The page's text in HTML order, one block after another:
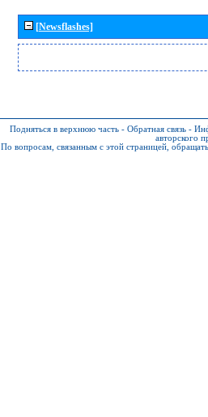
[Newsflashes]
Подняться в верхнюю часть - Обратная связь -
авторского
По вопросам, связанным с этой страницей,